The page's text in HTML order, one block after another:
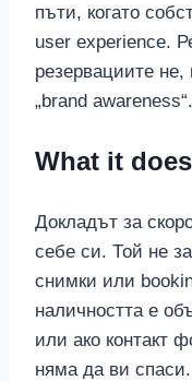
пъти, когато
user experience.
резервациите
„brand awareness“.
What it
Докладът за
себе си. Той не
снимки или
наличността е
или ако контакт
няма да ви спаси.